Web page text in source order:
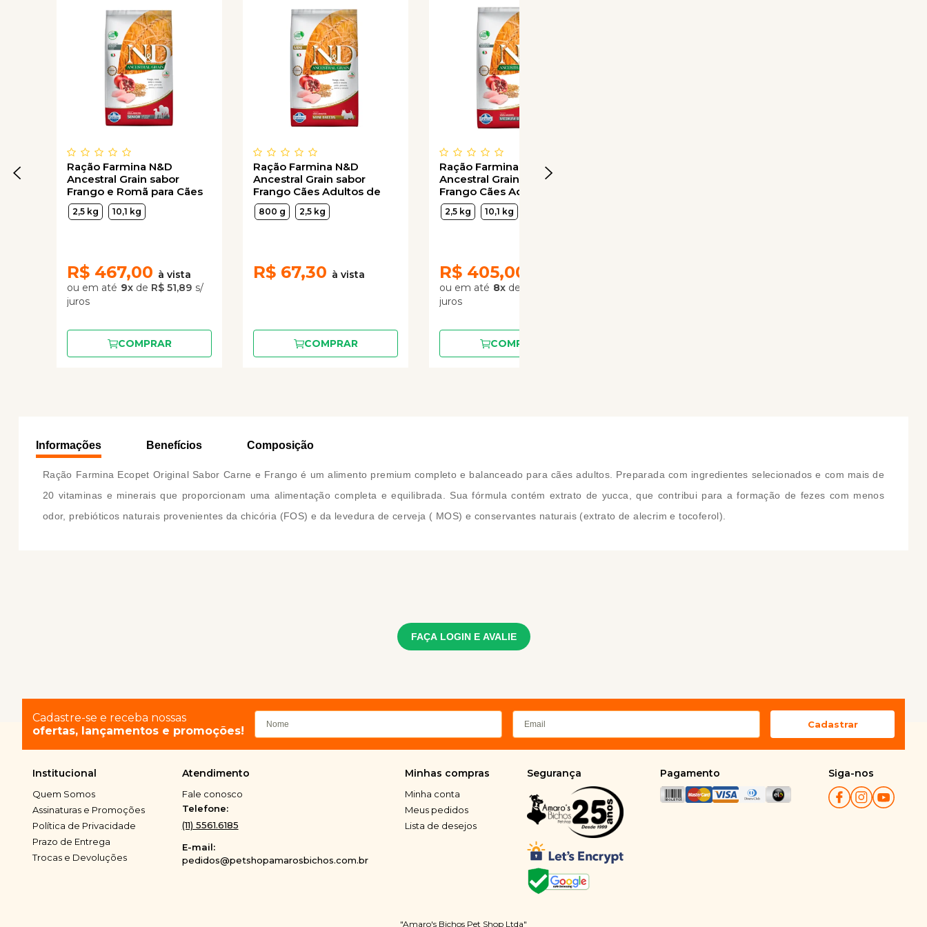
Ração Farmina N&D
Ancestral Grain sabor
Frango e Romã para Cães
Sênior de Raças Médias
2,5 kg 10,1 kg
R$ 467,00
9x de R$ 51,89
COMPRAR
Ração Farmina N&D
Ancestral Grain sabor
Frango Cães Adultos de
Raças Pequenas
800 g 2,5 kg
R$ 67,30
COMPRAR
Ração Farmina N&D
Ancestral Grain sabor
Frango Cães Adultos de
Raças Médias
2,5 kg 10,1 kg
R$ 405,00
8x de
COMPRAR
Informações Benefícios Composição
Ração Farmina Ecopet Original Sabor Carne e Frango é um alimento premium completo e balanceado para cães adultos. Preparada com ingredientes selecionados e com mais de
20 vitaminas e minerais que proporcionam uma alimentação completa e equilibrada. Sua fórmula contém extrato de yucca, que contribui para a formação de fezes com menos
odor, prebióticos naturais provenientes da chicória (FOS) e da levedura de cerveja ( MOS) e conservantes naturais (extrato de alecrim e tocoferol).
FAÇA LOGIN E AVALIE
Cadastre-se e receba nossas
ofertas, lançamentos e promoções!
Institucional
Quem Somos
Assinaturas e Promoções
Política de Privacidade
Prazo de Entrega
Trocas e Devoluções
Atendimento
Fale conosco
Telefone:
(11) 5561.6185
E-mail:
pedidos@petshopamarosbichos.com.br
Minhas compras
Minha conta
Meus pedidos
Lista de desejos
Segurança Pagamento Siga-nos
"Amaro's Bichos Pet Shop Ltda"